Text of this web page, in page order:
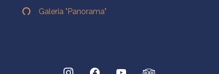
Galeria "Panorama"